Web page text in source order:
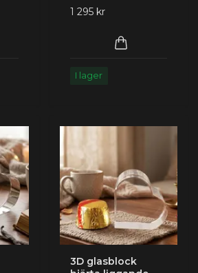
1 295 kr
I lager
3D glasblock